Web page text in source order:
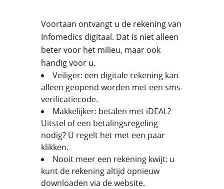
Voortaan ontvangt u de rekening van
Infomedics digitaal. Dat is niet alleen
beter voor het milieu, maar ook
handig voor u.
Veiliger: een digitale rekening kan
alleen geopend worden met een sms-
verificatiecode.
Makkelijker: betalen met iDEAL?
Uitstel of een betalingsregeling
nodig? U regelt het met een paar
klikken.
Nooit meer een rekening kwijt: u
kunt de rekening altijd opnieuw
downloaden via de website.